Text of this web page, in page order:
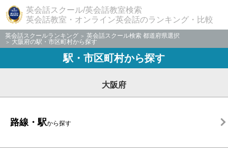
英会話スクール/英会話教室検索
英会話教室・オンライン英会話のランキング・比較
英会話スクールランキング
英会話スクール検索 都道府県選択
大阪府の駅・市区町村から探す
駅・市区町村から探す
大阪府
路線・駅から探す